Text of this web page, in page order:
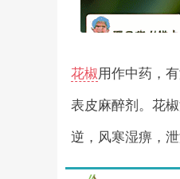
花椒用作中药，
表皮麻醉剂。花
逆，风寒湿痹，